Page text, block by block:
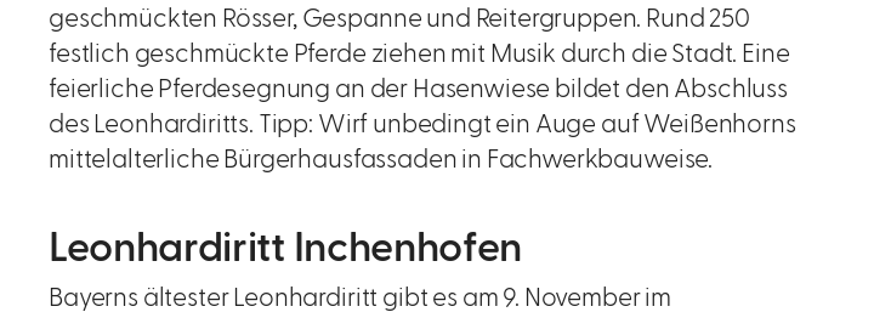
geschmückten Rösser, Gespanne und Reitergruppen. Rund 250
festlich geschmückte Pferde ziehen mit Musik durch die Stadt. Eine
feierliche Pferdesegnung an der Hasenwiese bildet den Abschluss
des Leonhardiritts. Tipp: Wirf unbedingt ein Auge auf Weißenhorns
mittelalterliche Bürgerhausfassaden in Fachwerkbauweise.
Leonhardiritt Inchenhofen
Bayerns ältester Leonhardiritt gibt es am 9. November im